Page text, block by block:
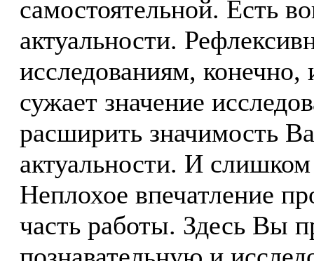
самостоятельной. Есть
актуальности.
исследованиям, конечно,
сужает значение
расширить значимость
актуальности. И
Неплохое впечатление
часть работы. Здесь Вы